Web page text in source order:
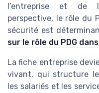
l’entreprise et de
perspective, le rôle du
sécurité est
sur le rôle du PDG
La fiche entreprise
vivant, qui structure
les salariés et les